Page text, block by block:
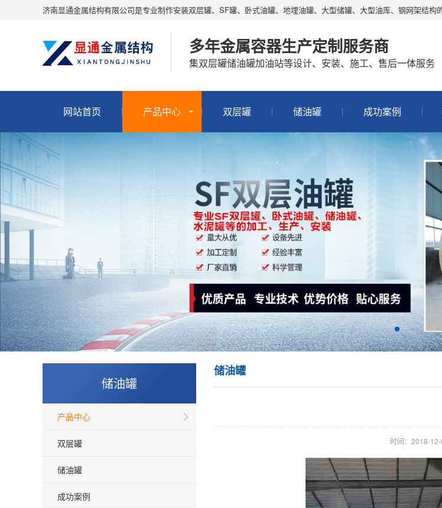
济南显通金属结构有限公司是专业制作安装双层罐、SF罐、卧式油罐、地埋油罐、大型储罐、大型油库、钢网架结构
多年金属容器生产定制服务商
集双层罐储油罐加油站等设计、安装、施工、售后一体服务
网站首页 产品中心 双层罐 储油罐 成功案例
储油罐
产品中心
双层罐
储油罐
成功案例
储油罐
时间：2018-